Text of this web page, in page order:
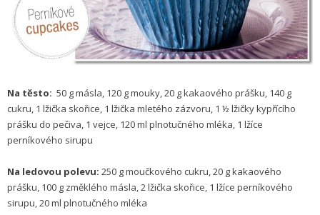
Na těsto: 50 g másla, 120 g mouky, 20 g kakaového prášku, 140 g
cukru, 1 lžička skořice, 1 lžička mletého zázvoru, 1 ½ lžičky kypřícího
prášku do pečiva, 1 vejce, 120 ml plnotučného mléka, 1 lžíce
perníkového sirupu
Na ledovou polevu: 250 g moučkového cukru, 20 g kakaového
prášku, 100 g změklého másla, 2 lžička skořice, 1 lžíce perníkového
sirupu, 20 ml plnotučného mléka